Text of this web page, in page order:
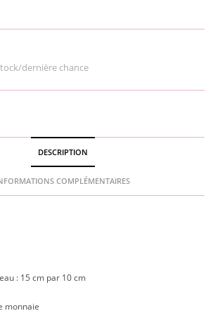
dernière chance
DESCRIPTION
COMPLÉMENTAIRES
: 15 cm par 10 cm
monnaie